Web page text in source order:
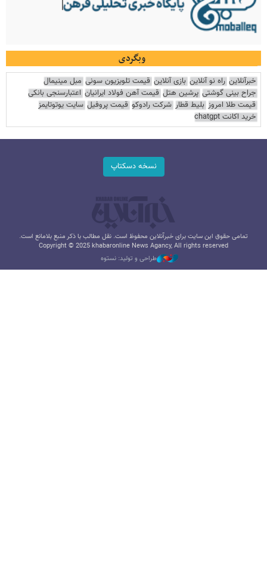
وبگردی
خبرآنلاین راه نو آنلاین بازی آنلاین قیمت تلویزیون سونی مبل مینیمال
جراح بینی گوشتی پرشین هتل قیمت آهن فولاد ایرانیان اعتبارسنجی بانکی
قیمت طلا امروز بلیط قطار شرکت رادوکو قیمت پروفیل سایت یوتوتایمز
خرید اکانت chatgpt
نسخه دسکتاپ
تمامی حقوق این سایت برای خبرآنلاین محفوظ است. نقل مطالب با ذکر منبع بلامانع است.
Copyright © 2025 khabaronline News Agancy, All rights reserved
طراحی و تولید: نستوه